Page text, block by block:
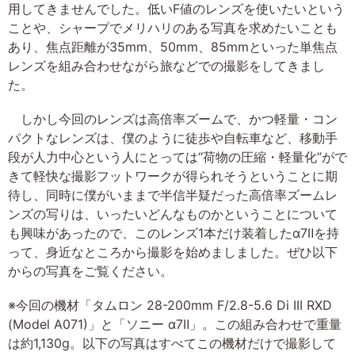
用してきませんでした。低いF値のレンズを使いたいという
ことや、シャープでメリハリのある写真を求めたいことも
あり、焦点距離が35mm、50mm、85mmといった単焦点
レンズを組み合わせながら旅などでの撮影をしてきまし
た。
しかし今回のレンズは高倍率ズームで、かつ軽量・コン
パクトなレンズは、僕のように徒歩や自転車など、移動手
段が人力中心という人にとっては“荷物の圧縮・軽量化”がで
きて軽快な撮影フットワークが得られそうということに期
待し、同時に僕がいままで半信半疑だった高倍率ズームレ
ンズの写りは、いったいどんなものかということについて
も興味があったので、このレンズ1本だけ装着したα7Ⅱを持
って、身近なところから撮影を始めましました。ぜひ以下
からの写真をご覧ください。
※今回の機材「タムロン 28-200mm F/2.8-5.6 Di III RXD
(Model A071)」と「ソニー α7Ⅱ」。この組み合わせで重量
は約1,130g。以下の写真はすべてこの機材だけで撮影して